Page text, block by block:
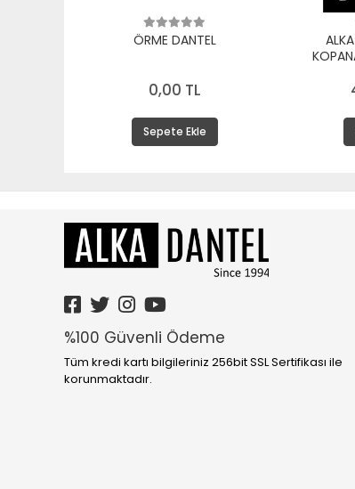
ÖRME DANTEL
0,00 TL
Sepete Ekle
%100 Güvenli Ödeme
Tüm kredi kartı bilgileriniz 256bit SSL Sertifikası ile
korunmaktadır.